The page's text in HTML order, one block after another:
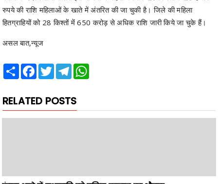
असल बात,न्यूज
ShareFacebook
RELATED POSTS
को दिए गए आवश्यक दिशा-निर्देश